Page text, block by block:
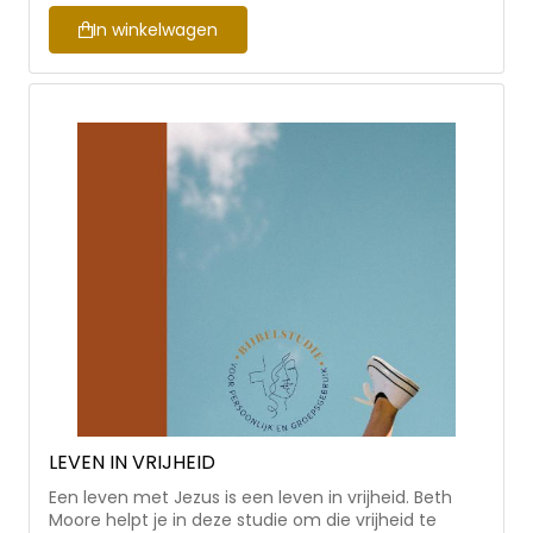
Bijbelstudieboeken eenvoudiger voor zowel
individueel gebruik als voor groepsgebruik worden
ingezet en is alle inhoud overzichtelijk gebundeld in
één boek. Ook hebben de boeken een modern,
verdiepende inhoud in een fris, nieuw jasje.
In winkelwagen
LEVEN IN VRIJHEID
Een leven met Jezus is een leven in vrijheid. Beth
Moore helpt je in deze studie om die vrijheid te